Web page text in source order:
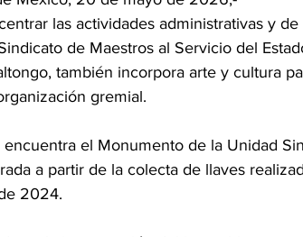
las actividades administrativas y
de Maestros al Servicio del
también incorpora arte y cultura
gremial.
encuentra el Monumento de la Unidad
a partir de la colecta de llaves
2024.